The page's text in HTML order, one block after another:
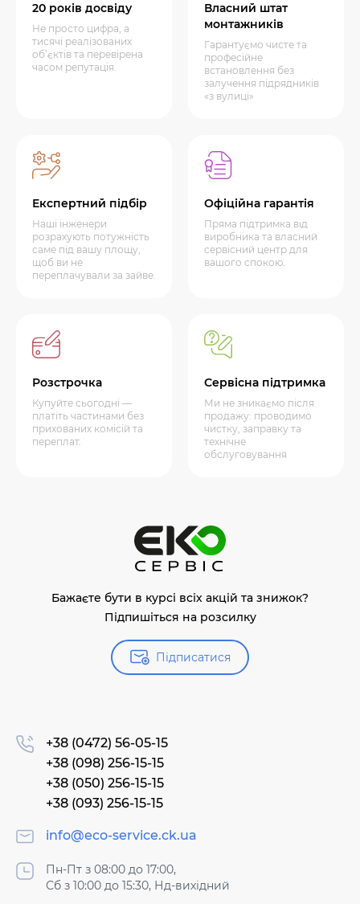
20 років досвіду
Не просто цифра, а
тисячі реалізованих
об’єктів та перевірена
часом репутація.
Власний штат
монтажників
Гарантуємо чисте та
професійне
встановлення без
залучення підрядників
«з вулиці»
Експертний підбір
Наші інженери
розрахують потужність
саме під вашу площу,
щоб ви не
переплачували за зайве.
Офіційна гарантія
Пряма підтримка від
виробника та власний
сервісний центр для
вашого спокою.
Розстрочка
Купуйте сьогодні —
платіть частинами без
прихованих комісій та
переплат.
Сервісна підтримка
Ми не зникаємо після
продажу: проводимо
чистку, заправку та
технічне
обслуговування
Бажаєте бути в курсі всіх акцій та знижок?
Підпишіться на розсилку
Підписатися
+38 (0472) 56-05-15
+38 (098) 256-15-15
+38 (050) 256-15-15
+38 (093) 256-15-15
info@eco-service.ck.ua
Пн-Пт з 08:00 до 17:00,
Сб з 10:00 до 15:30, Нд-вихідний